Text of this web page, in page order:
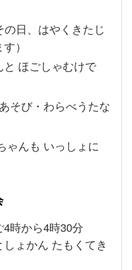
の日、はやくきたじ
）
と ほごしゃむけで
そび・わらべうたな
ゃんも いっしょに
時から4時30分
しょかん たもくてき